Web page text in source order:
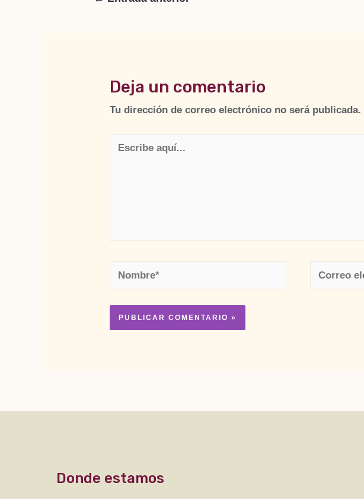
Deja un comentario
Tu dirección de correo electrónico no será publicada.
Donde estamos